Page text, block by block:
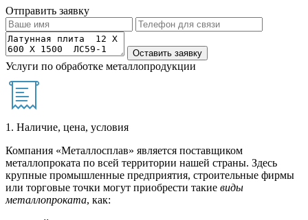
Отправить заявку
Услуги по обработке металлопродукции
1. Наличие, цена, условия
Компания «Металлосплав» является поставщиком
металлопроката по всей территории нашей страны. Здесь
крупные промышленные предприятия, строительные фирмы
или торговые точки могут приобрести такие виды
металлопроката, как: